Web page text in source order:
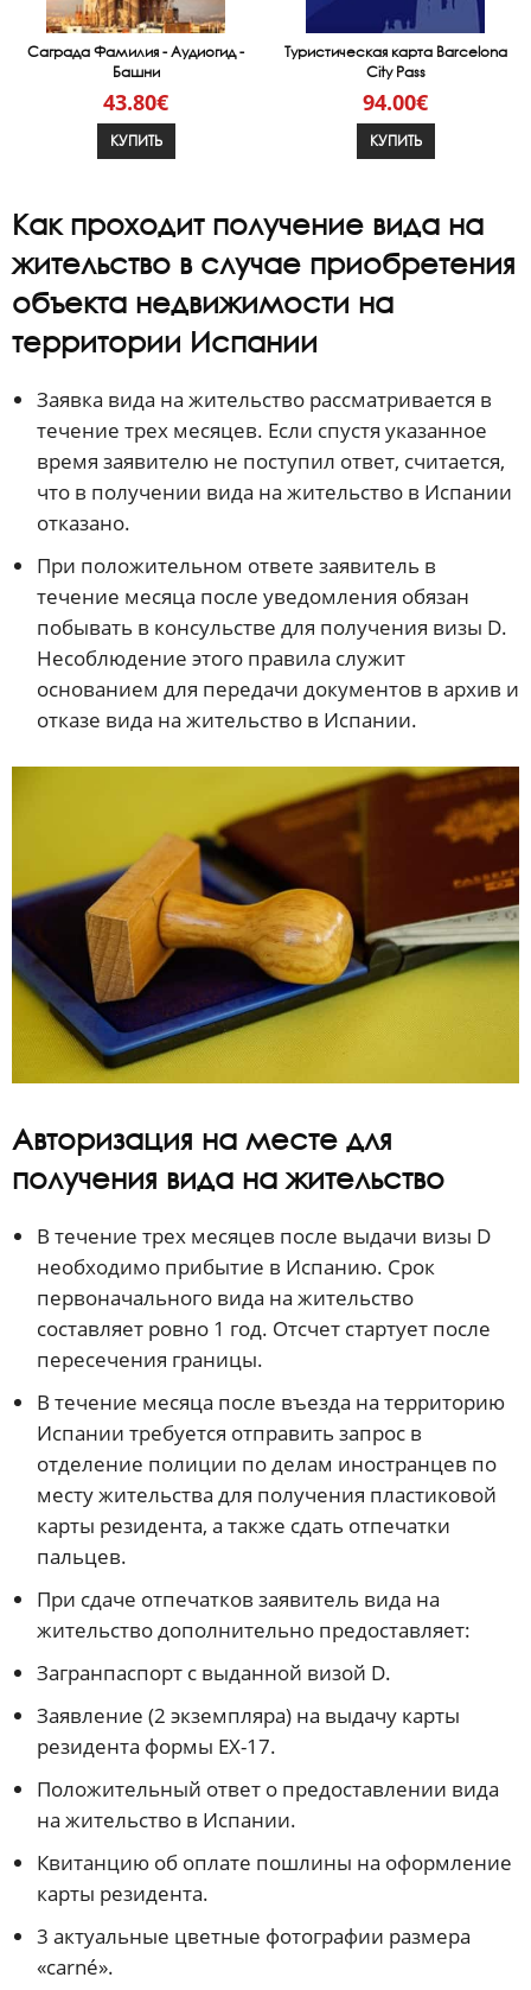
Саграда Фамилия - Аудиогид -
Башни
43.80€
КУПИТЬ
Туристическая карта Barcelona
City Pass
94.00€
КУПИТЬ
Как проходит получение вида на
жительство в случае приобретения
объекта недвижимости на
территории Испании
Заявка вида на жительство рассматривается в
течение трех месяцев. Если спустя указанное
время заявителю не поступил ответ, считается,
что в получении вида на жительство в Испании
отказано.
При положительном ответе заявитель в
течение месяца после уведомления обязан
побывать в консульстве для получения визы D.
Несоблюдение этого правила служит
основанием для передачи документов в архив и
отказе вида на жительство в Испании.
Авторизация на месте для
получения вида на жительство
В течение трех месяцев после выдачи визы D
необходимо прибытие в Испанию. Срок
первоначального вида на жительство
составляет ровно 1 год. Отсчет стартует после
пересечения границы.
В течение месяца после въезда на территорию
Испании требуется отправить запрос в
отделение полиции по делам иностранцев по
месту жительства для получения пластиковой
карты резидента, а также сдать отпечатки
пальцев.
При сдаче отпечатков заявитель вида на
жительство дополнительно предоставляет:
Загранпаспорт с выданной визой D.
Заявление (2 экземпляра) на выдачу карты
резидента формы EX-17.
Положительный ответ о предоставлении вида
на жительство в Испании.
Квитанцию об оплате пошлины на оформление
карты резидента.
3 актуальные цветные фотографии размера
«carné».